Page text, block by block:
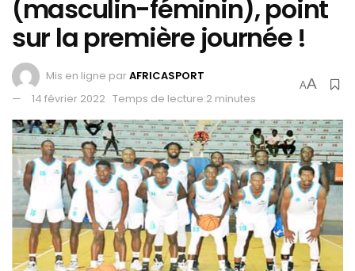
(masculin-féminin), point
sur la première journée !
Mis en ligne parAFRICASPORT
14 février 2022 Temps de lecture:2 minutes
AA